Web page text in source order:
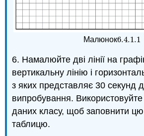
Малюнок6.4.1.1
6.4.1.1
6. Намалюйте дві лінії на
вертикальну лінію і
з яких представляє 30 секунд
випробування.
даних класу, щоб заповнити
таблицю.